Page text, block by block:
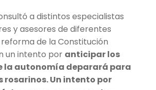
a distintos especialistas
y asesores de diferentes
de la Constitución
un intento por anticipar los
la autonomía deparará para
rosarinos. Un intento por